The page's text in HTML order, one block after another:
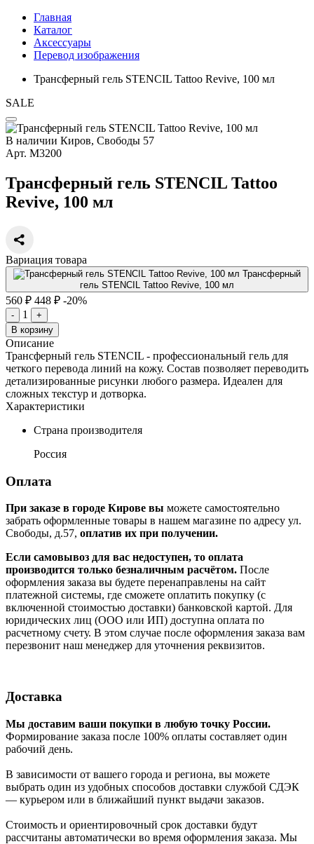
Главная
Каталог
Аксессуары
Перевод изображения
Трансферный гель STENCIL Tattoo Revive, 100 мл
SALE
В наличии Киров, Свободы 57
Арт. М3200
Трансферный гель STENCIL Tattoo
Revive, 100 мл
Вариация товара
Трансферный
гель STENCIL Tattoo Revive, 100 мл
560 ₽ 448 ₽ -20%
- 1
+
В корзину
Описание
Трансферный гель STENCIL - профессиональный гель для
четкого перевода линий на кожу. Состав позволяет переводить
детализированные рисунки любого размера. Идеален для
сложных текстур и дотворка.
Характеристики
Страна производителя
Россия
Оплата
При заказе в городе Кирове вы можете самостоятельно
забрать оформленные товары в нашем магазине по адресу ул.
Свободы, д.57, оплатив их при получении.
Если самовывоз для вас недоступен, то оплата
производится только безналичным расчётом. После
оформления заказа вы будете перенаправлены на сайт
платежной системы, где сможете оплатить покупку (с
включенной стоимостью доставки) банковской картой. Для
юридических лиц (ООО или ИП) доступна оплата по
расчетному счету. В этом случае после оформления заказа вам
перезвонит наш менеджер для уточнения реквизитов.
Доставка
Мы доставим ваши покупки в любую точку России.
Формирование заказа после 100% оплаты составляет один
рабочий день.
В зависимости от вашего города и региона, вы можете
выбрать один из удобных способов доставки службой СДЭК
— курьером или в ближайший пункт выдачи заказов.
Стоимость и ориентировочный срок доставки будут
рассчитаны автоматически во время оформления заказа. Мы